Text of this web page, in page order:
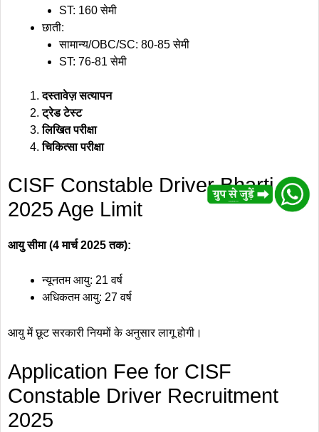
ST: 160 सेमी
छाती:
सामान्य/OBC/SC: 80-85 सेमी
ST: 76-81 सेमी
दस्तावेज़ सत्यापन
ट्रेड टेस्ट
लिखित परीक्षा
चिकित्सा परीक्षा
CISF Constable Driver Bharti
2025 Age Limit
आयु सीमा (4 मार्च 2025 तक):
न्यूनतम आयु: 21 वर्ष
अधिकतम आयु: 27 वर्ष
आयु में छूट सरकारी नियमों के अनुसार लागू होगी।
Application Fee for CISF
Constable Driver Recruitment
2025